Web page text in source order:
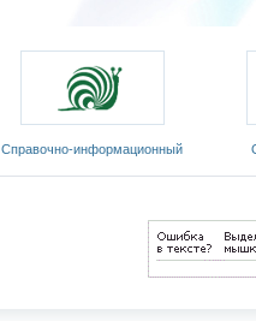
Cправочно-информационный
портал «Русский язык»